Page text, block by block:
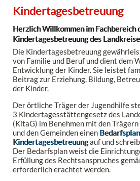
Kindertagesbetreuung
Herzlich Willkommen im Fachbereich
Kindertagesbetreuung des
Die Kindertagesbetreuung
von Familie und Beruf und dient dem
Entwicklung der Kinder. Sie leistet
Beitrag zur Erziehung, Bildung,
der Kinder.
Der örtliche Träger der Jugendhilfe
3 Kindertagesstättengesetz des
(KitaG) im Benehmen mit den
und den Gemeinden einen
Kindertagesbetreuungauf und
Der Bedarfsplan weist die
Erfüllung des Rechtsanspruches
erforderlich erachtet werden.